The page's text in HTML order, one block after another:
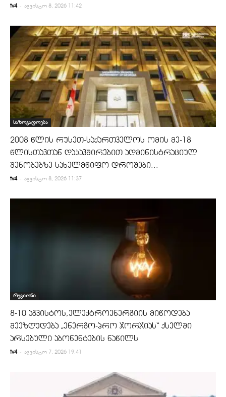
tv4 - აგვისტო 8, 2026 11:42
საზოგადოება
2008 წლის რუსეთ-საქართველოს ომის მე-18
წლისთავთან დაკავშირებით ადმინისტრაციულ
შენობებზე სახელმწიფო დროშები...
tv4 - აგვისტო 8, 2026 11:37
რეგიონი
8-10 აგვისტოს,ელექტროენერგიის მიწოდება
შეეზღუდება „ენერგო-პრო ჯორჯიას“ ქსელში
არსებული აბონენტების ნაწილს
tv4 - აგვისტო 7, 2026 19:41